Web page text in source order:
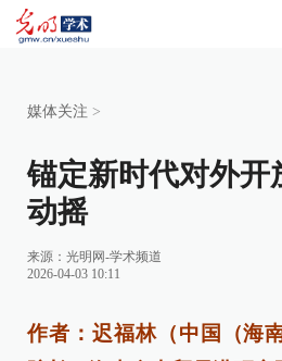
媒体关注 >
锚定新时代对外开
动摇
来源： 光明网-学术频道
2026-04-03 10:11
作者：迟福林（中国（海